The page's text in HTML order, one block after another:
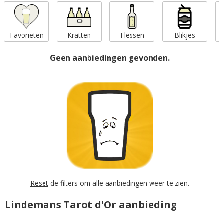
Favorieten Kratten Flessen Blikjes
Geen aanbiedingen gevonden.
Resetde filters om alle aanbiedingen weer te zien.
Lindemans Tarot d'Or aanbieding